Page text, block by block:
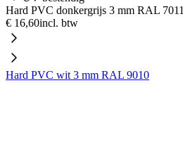
Hard PVC donkergrijs 3 mm RAL 7011
€ 16,60incl. btw
Hard PVC wit 3 mm RAL 9010